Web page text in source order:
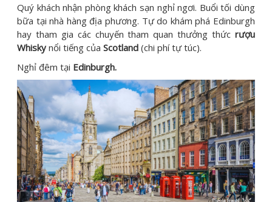
Quý khách nhận phòng khách sạn nghỉ ngơi. Buổi tối dùng
bữa tại nhà hàng địa phương. Tự do khám phá Edinburgh
hay tham gia các chuyến tham quan thưởng thức rượu
Whisky nổi tiếng của Scotland (chi phí tự túc).
Nghỉ đêm tại Edinburgh.